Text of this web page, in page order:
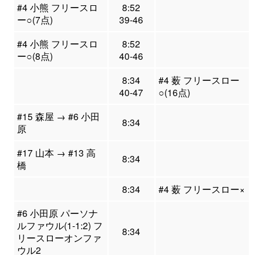
#4 小熊 フリースロ
ー○(7点)
8:52
39-46
#4 小熊 フリースロ
ー○(8点)
8:52
40-46
8:34
40-47
#4 薮 フリースロー
○(16点)
#15 森屋 → #6 小田
原
8:34
#17 山本 → #13 高
橋
8:34
8:34
#4 薮 フリースロー×
#6 小田原 パーソナ
ルファウル(1-1:2) フ
リースローオンファ
ウル2
8:34